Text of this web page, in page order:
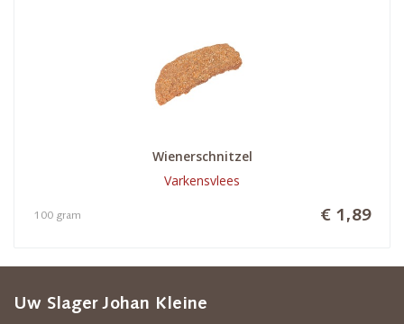
Wienerschnitzel
Varkensvlees
€ 1,89
100 gram
Uw Slager Johan Kleine